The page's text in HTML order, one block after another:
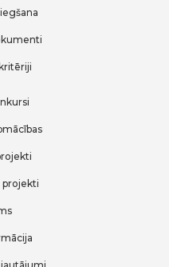
projekti